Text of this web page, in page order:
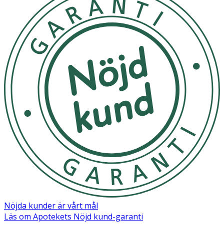
100% Bomull
Nöjda kunder är vårt mål
Läs om Apotekets Nöjd kund-garanti